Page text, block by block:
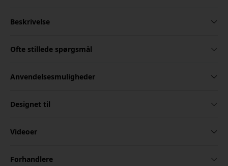
Beskrivelse
Ofte stillede spørgsmål
Anvendelsesmuligheder
Designet til
Videoer
Forhandlere